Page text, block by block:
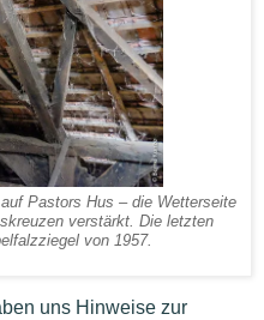
Pastors Hus – die Wetterseite
verstärkt. Die letzten
von 1957.
uns Hinweise zur